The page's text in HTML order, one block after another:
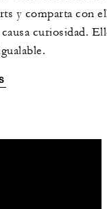
y comparta con
curiosidad.